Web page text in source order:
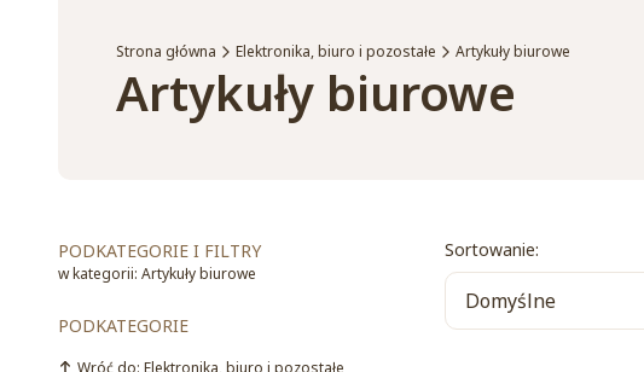
Strona główna Elektronika, biuro i pozostałe Artykuły biurowe
Artykuły biurowe
PODKATEGORIE I FILTRY
w kategorii: Artykuły biurowe
PODKATEGORIE
Wróć do: Elektronika, biuro i pozostałe
Lista
Sortowanie:
Domyślne